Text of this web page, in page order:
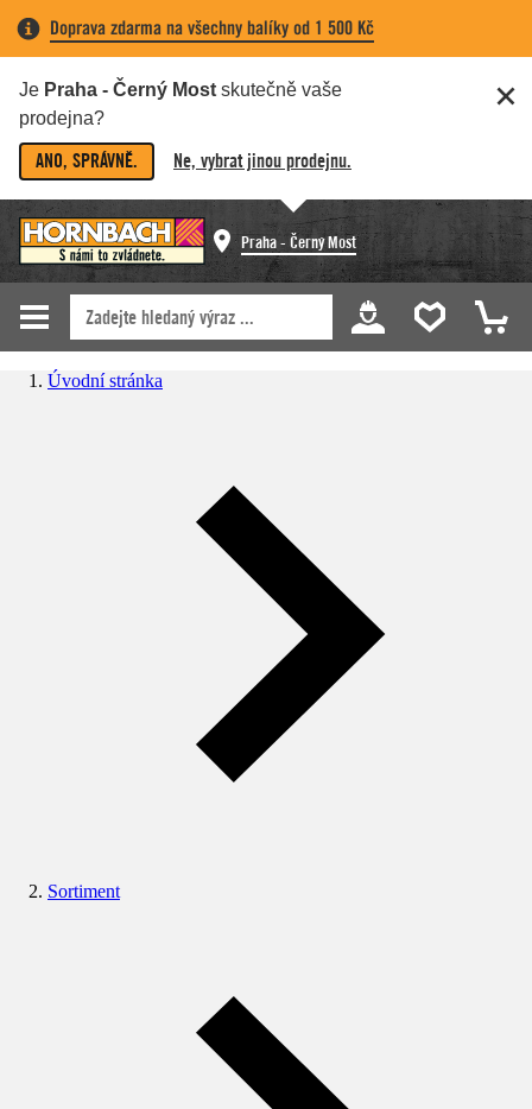
Doprava zdarma na všechny balíky od 1 500 Kč
Je Praha - Černý Most skutečně vaše
prodejna?
ANO, SPRÁVNĚ. Ne, vybrat jinou prodejnu.
Praha - Černý Most
Úvodní stránka
Sortiment